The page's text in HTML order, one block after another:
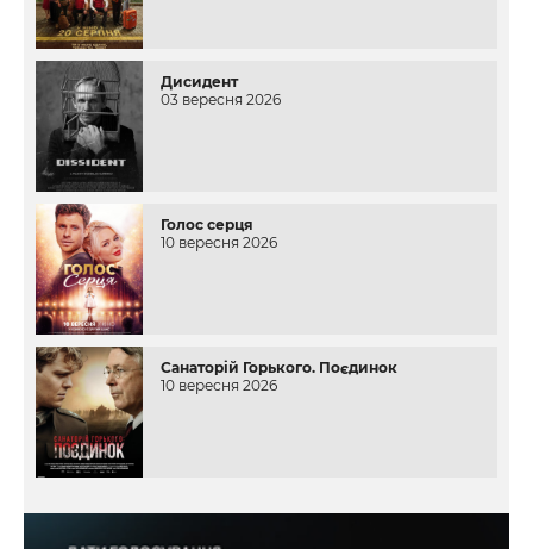
Дисидент
03 вересня 2026
Голос серця
10 вересня 2026
Санаторій Горького. Поєдинок
10 вересня 2026